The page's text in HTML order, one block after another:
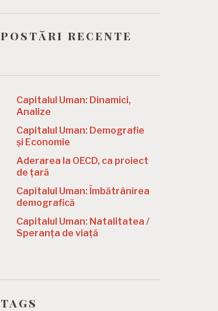
postări recente
Capitalul Uman: Dinamici,
Analize
Capitalul Uman: Demografie
și Economie
Aderarea la OECD, ca proiect
de țară
Capitalul Uman: Îmbătrânirea
demografică
Capitalul Uman: Natalitatea /
Speranța de viață
tags